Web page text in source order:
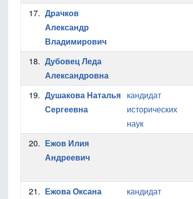
17. Драчков
Александр
Владимирович
18. Дубовец Леда
Александровна
19. Душакова Наталья
Сергеевна
кандидат
исторических
наук
20. Ежов Илия
Андреевич
21. Ежова Оксана
кандидат